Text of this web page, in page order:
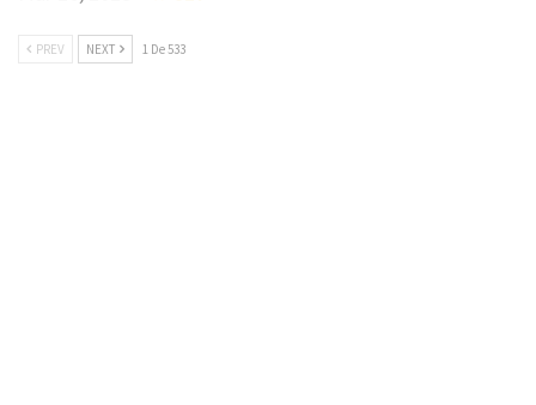
PREV NEXT 1 De 533